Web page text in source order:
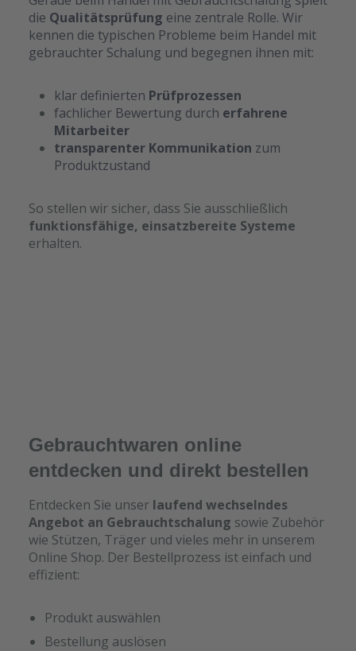
die Qualitätsprüfung eine zentrale Rolle. Wir
kennen die typischen Probleme beim Handel mit
gebrauchter Schalung und begegnen ihnen mit:
klar definierten Prüfprozessen
fachlicher Bewertung durch erfahrene
Mitarbeiter
transparenter Kommunikation zum
Produktzustand
So stellen wir sicher, dass Sie ausschließlich
funktionsfähige, einsatzbereite Systeme
erhalten.
Gebrauchtwaren online
entdecken und direkt bestellen
Entdecken Sie unser laufend wechselndes
Angebot an Gebrauchtschalung sowie Zubehör
wie Stützen, Träger und vieles mehr in unserem
Online Shop. Der Bestellprozess ist einfach und
effizient:
Produkt auswählen
Bestellung auslösen